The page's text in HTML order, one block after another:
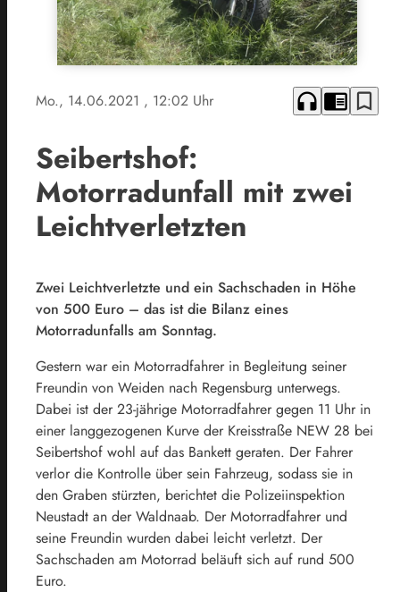
Mo., 14.06.2021 , 12:02 Uhr headphones chrome_reader_mode bookmark_border
Seibertshof:
Motorradunfall mit zwei
Leichtverletzten
Zwei Leichtverletzte und ein Sachschaden in Höhe
von 500 Euro – das ist die Bilanz eines
Motorradunfalls am Sonntag.
Gestern war ein Motorradfahrer in Begleitung seiner
Freundin von Weiden nach Regensburg unterwegs.
Dabei ist der 23-jährige Motorradfahrer gegen 11 Uhr in
einer langgezogenen Kurve der Kreisstraße NEW 28 bei
Seibertshof wohl auf das Bankett geraten. Der Fahrer
verlor die Kontrolle über sein Fahrzeug, sodass sie in
den Graben stürzten, berichtet die Polizeiinspektion
Neustadt an der Waldnaab. Der Motorradfahrer und
seine Freundin wurden dabei leicht verletzt. Der
Sachschaden am Motorrad beläuft sich auf rund 500
Euro.